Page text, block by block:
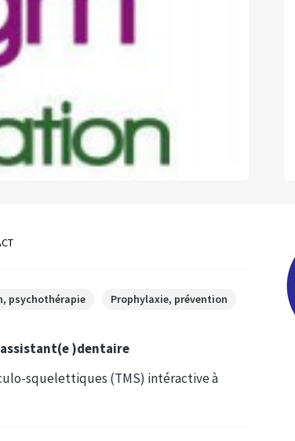
psychothérapie Prophylaxie, prévention
)dentaire
squelettiques (TMS) intéractive à